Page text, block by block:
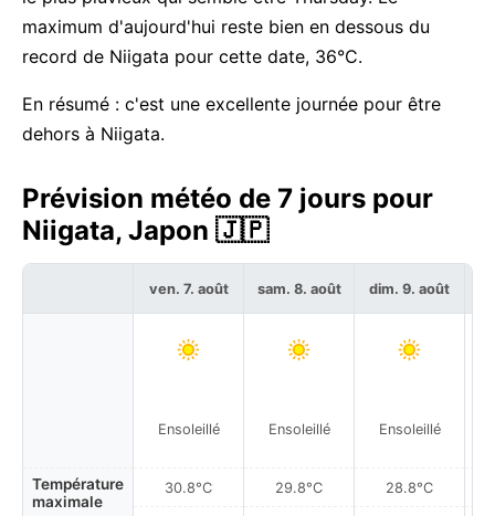
maximum d'aujourd'hui reste bien en dessous du
record de Niigata pour cette date, 36°C.
En résumé : c'est une excellente journée pour être
dehors à Niigata.
Prévision météo de 7 jours pour
Niigata, Japon 🇯🇵
Température
maximale
ven. 7. août
Ensoleillé
30.8°C
sam. 8. août
Ensoleillé
29.8°C
dim. 9. août
Ensoleillé
28.8°C